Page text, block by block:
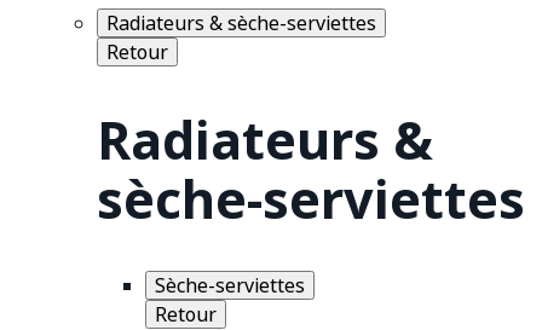
Radiateurs & sèche-serviettes
Retour
Radiateurs &
sèche-serviettes
Sèche-serviettes
Retour